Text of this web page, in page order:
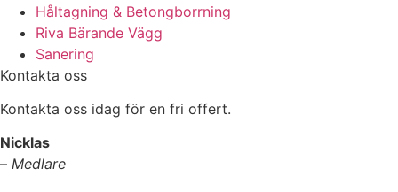
Håltagning & Betongborrning
Riva Bärande Vägg
Sanering
Kontakta oss
Kontakta oss idag för en fri offert.
Nicklas
– Medlare